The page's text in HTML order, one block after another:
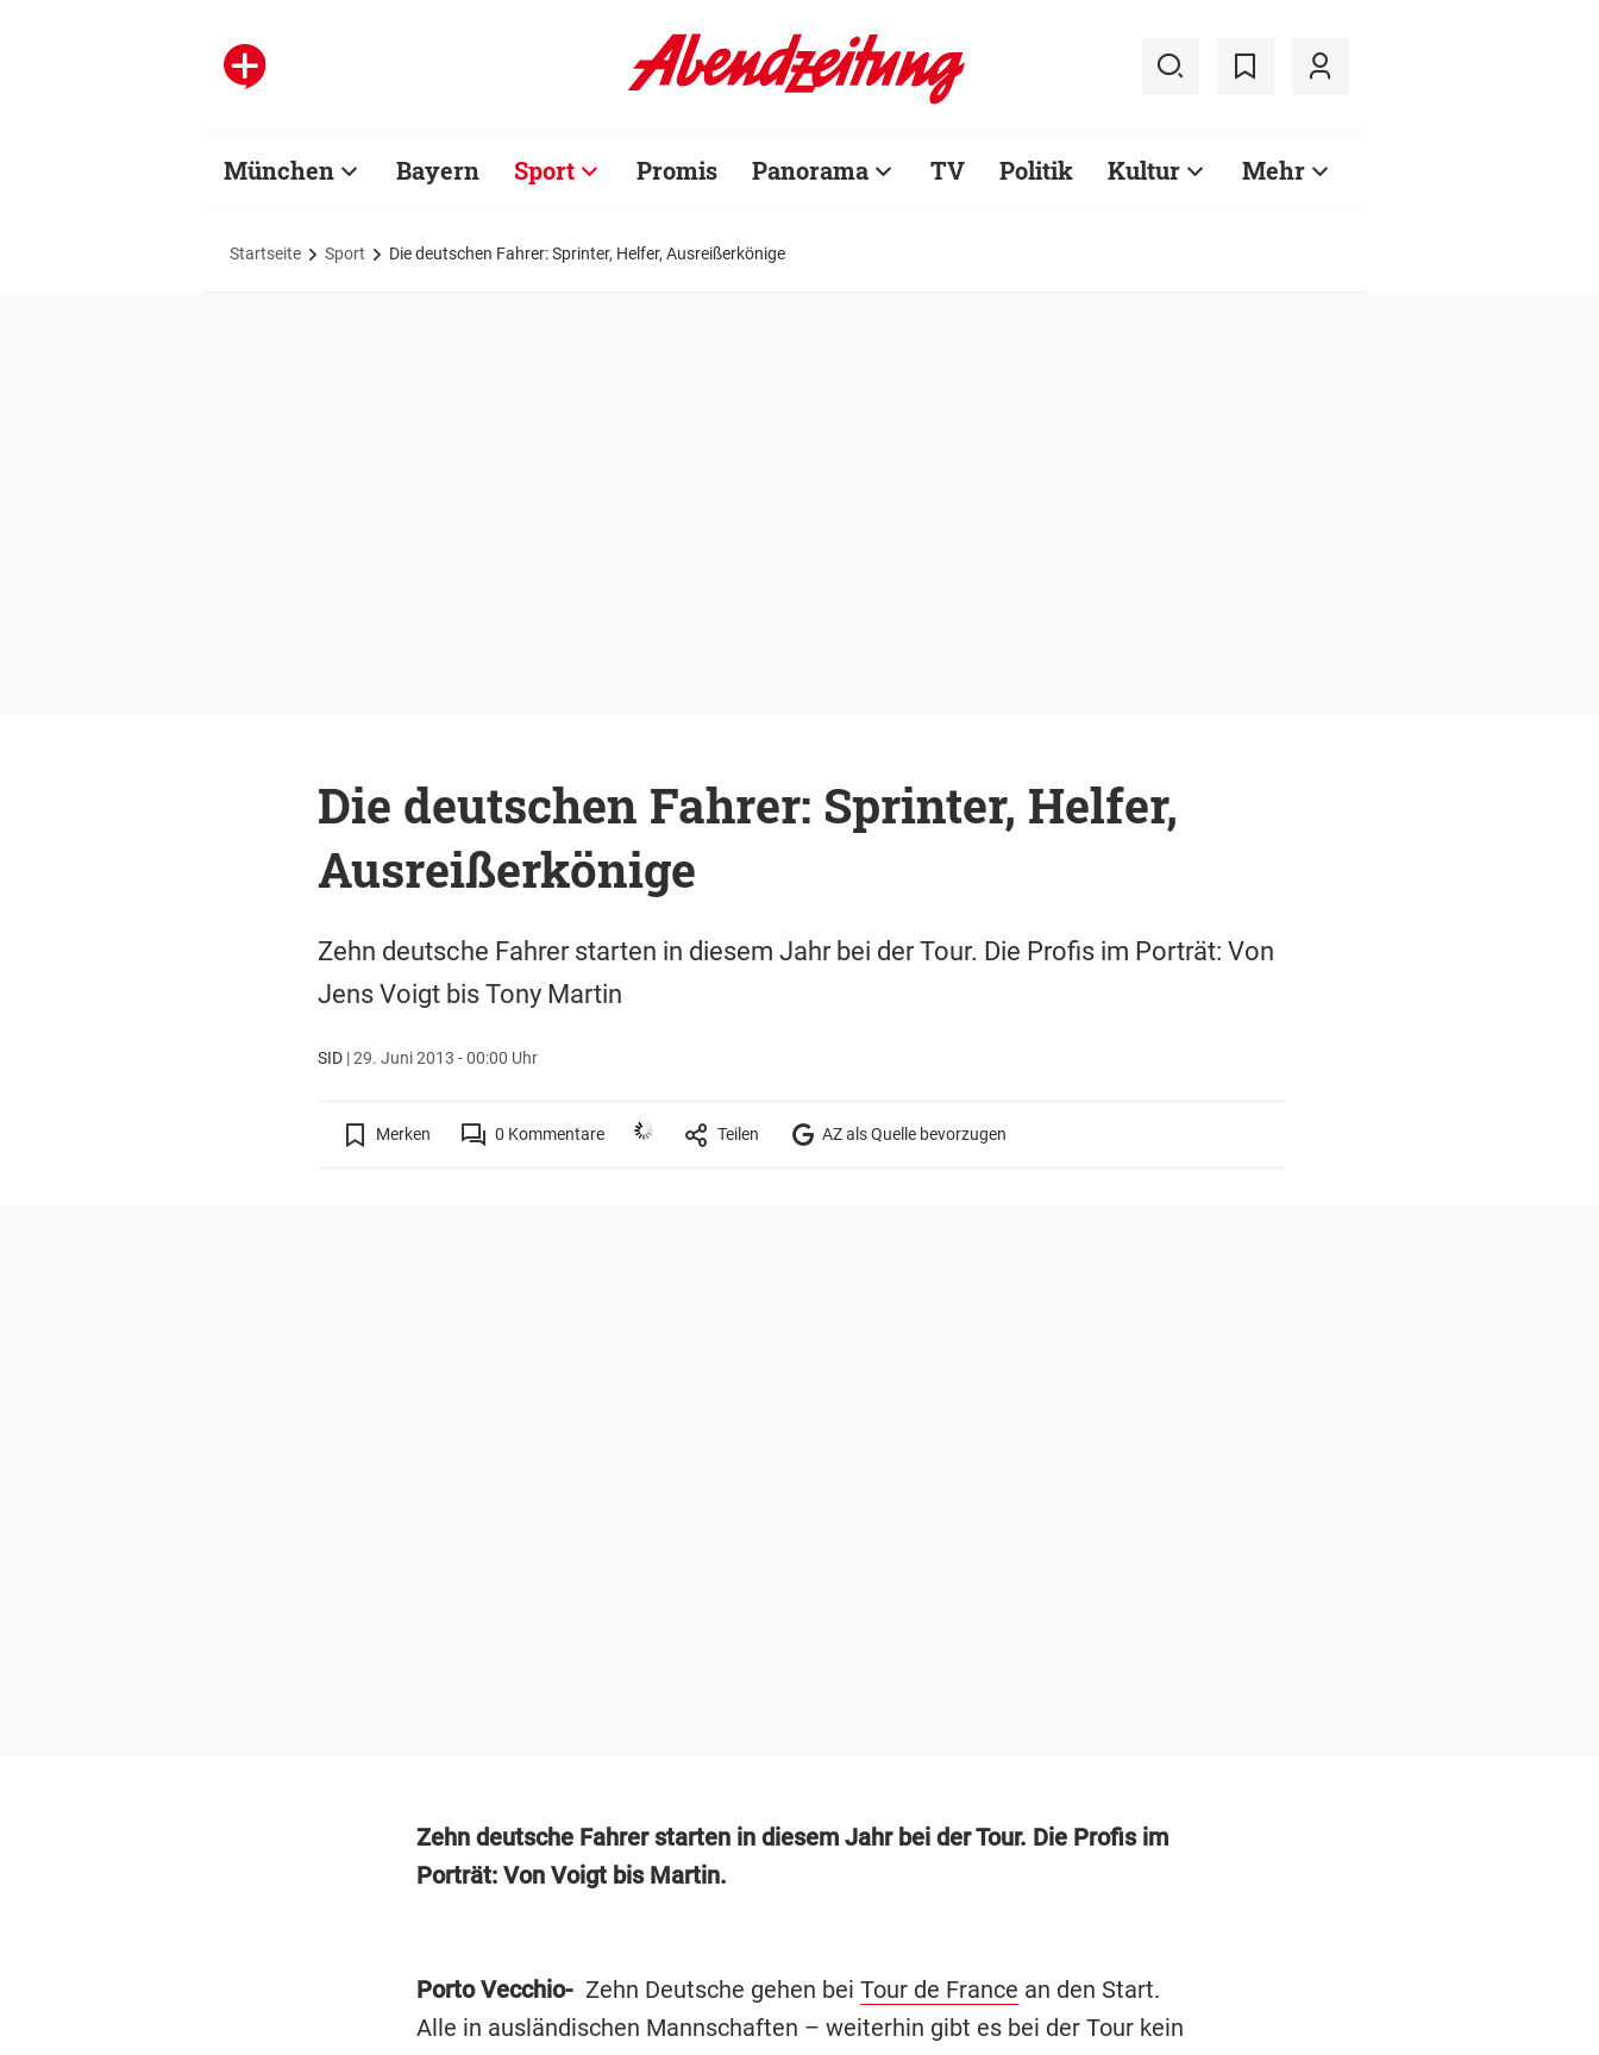
München Bayern Sport Promis Panorama TV Politik Kultur Mehr
Startseite Sport Die deutschen Fahrer: Sprinter, Helfer, Ausreißerkönige
Die deutschen Fahrer: Sprinter, Helfer,
Ausreißerkönige
Zehn deutsche Fahrer starten in diesem Jahr bei der Tour. Die Profis im Porträt: Von
Jens Voigt bis Tony Martin
SID|29. Juni 2013 - 00:00 Uhr
Merken 0 Kommentare Teilen AZ als Quelle bevorzugen
Zehn deutsche Fahrer starten in diesem Jahr bei der Tour. Die Profis im
Porträt: Von Voigt bis Martin.
Porto Vecchio- Zehn Deutsche gehen bei Tour de France an den Start.
Alle in ausländischen Mannschaften – weiterhin gibt es bei der Tour kein